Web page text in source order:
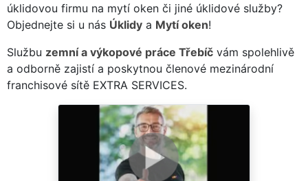
úklidovou firmu na mytí oken či jiné úklidové služby?
Objednejte si u nás Úklidy a Mytí oken!
Službu zemní a výkopové práce Třebíč vám spolehlivě
a odborně zajistí a poskytnou členové mezinárodní
franchisové sítě EXTRA SERVICES.